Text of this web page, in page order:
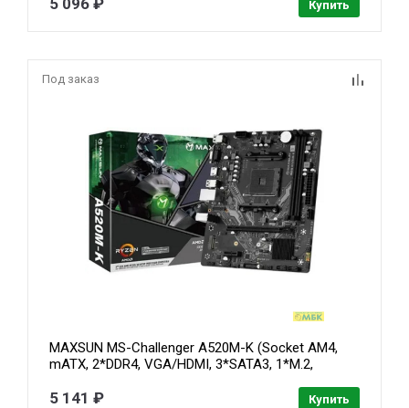
5 096 ₽ Купить
Под заказ
MAXSUN MS-Challenger A520M-K (Socket AM4,
mATX, 2*DDR4, VGA/HDMI, 3*SATA3, 1*M.2,
LAN 1*1G, RTL)
5 141 ₽ Купить